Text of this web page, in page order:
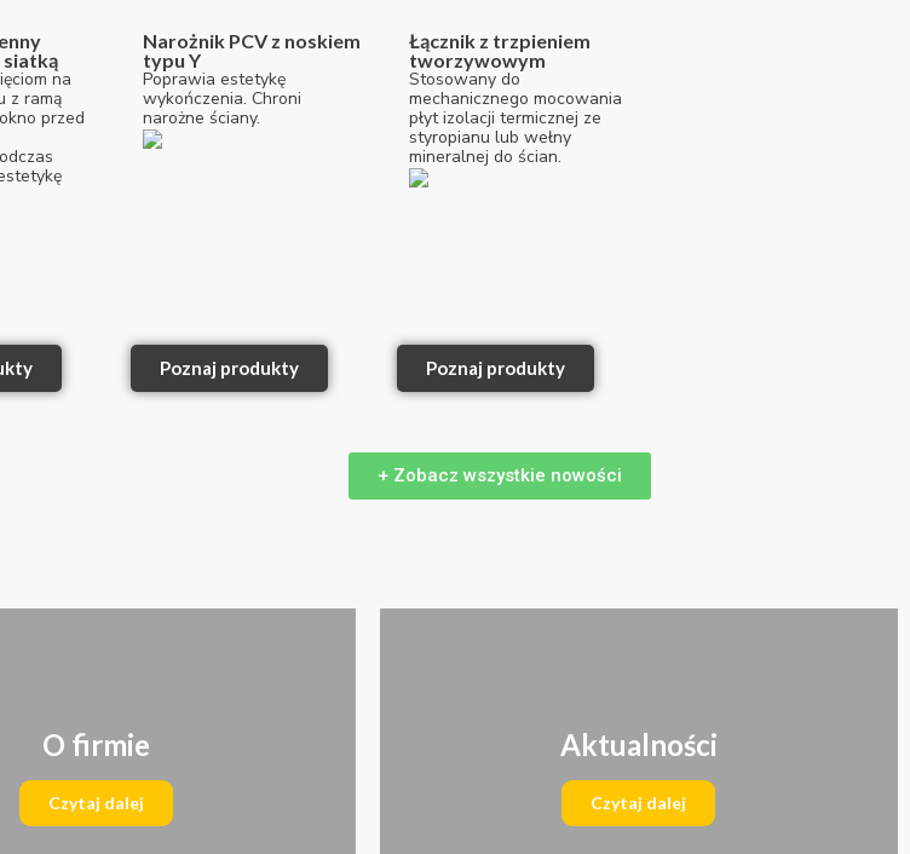
siatką
na
z ramą
przed
Narożnik PCV z noskiem
typu Y
Poprawia estetykę
wykończenia. Chroni
narożne ściany.
Poznaj produkty
Łącznik z trzpieniem
tworzywowym
Stosowany do
mechanicznego mocowania
płyt izolacji termicznej ze
styropianu lub wełny
mineralnej do ścian.
Poznaj produkty
+ Zobacz wszystkie nowości
O firmie
Czytaj dalej
Aktualności
Czytaj dalej